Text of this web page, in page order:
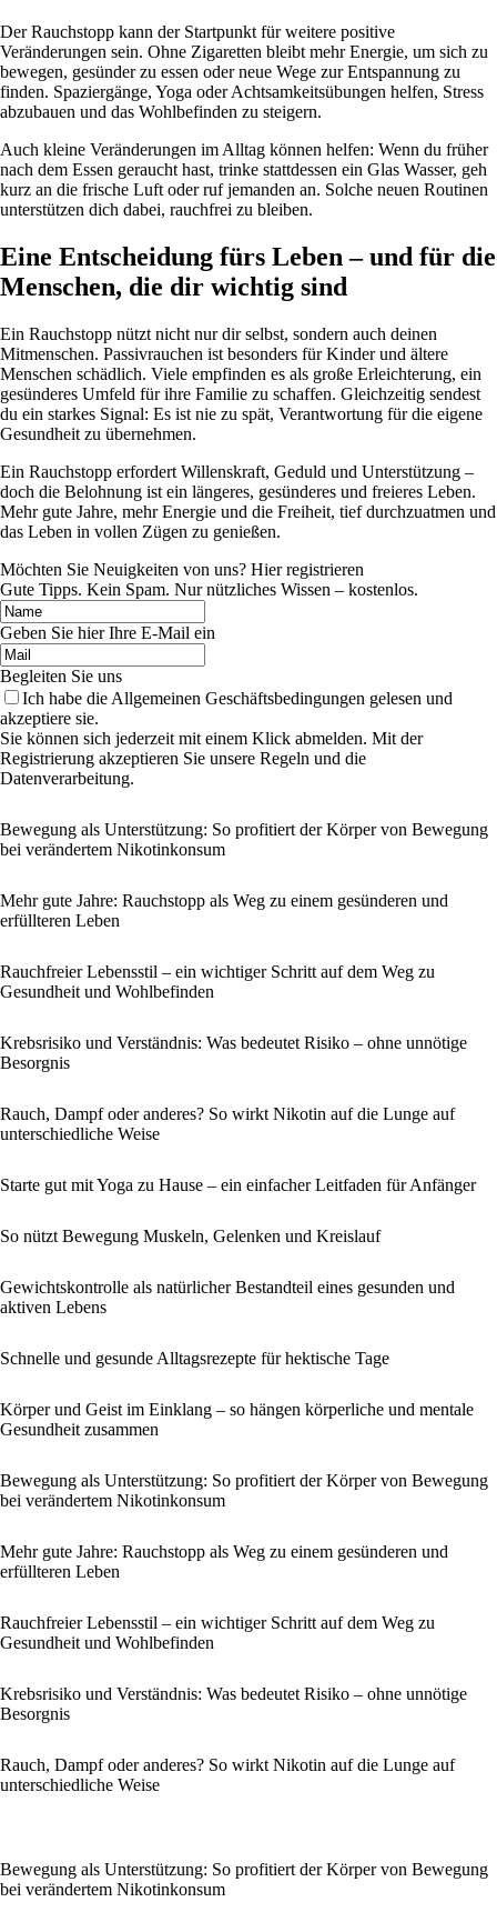
Der Rauchstopp kann der Startpunkt für weitere positive
Veränderungen sein. Ohne Zigaretten bleibt mehr Energie, um sich zu
bewegen, gesünder zu essen oder neue Wege zur Entspannung zu
finden. Spaziergänge, Yoga oder Achtsamkeitsübungen helfen, Stress
abzubauen und das Wohlbefinden zu steigern.
Auch kleine Veränderungen im Alltag können helfen: Wenn du früher
nach dem Essen geraucht hast, trinke stattdessen ein Glas Wasser, geh
kurz an die frische Luft oder ruf jemanden an. Solche neuen Routinen
unterstützen dich dabei, rauchfrei zu bleiben.
Eine Entscheidung fürs Leben – und für die
Menschen, die dir wichtig sind
Ein Rauchstopp nützt nicht nur dir selbst, sondern auch deinen
Mitmenschen. Passivrauchen ist besonders für Kinder und ältere
Menschen schädlich. Viele empfinden es als große Erleichterung, ein
gesünderes Umfeld für ihre Familie zu schaffen. Gleichzeitig sendest
du ein starkes Signal: Es ist nie zu spät, Verantwortung für die eigene
Gesundheit zu übernehmen.
Ein Rauchstopp erfordert Willenskraft, Geduld und Unterstützung –
doch die Belohnung ist ein längeres, gesünderes und freieres Leben.
Mehr gute Jahre, mehr Energie und die Freiheit, tief durchzuatmen und
das Leben in vollen Zügen zu genießen.
Möchten Sie Neuigkeiten von uns? Hier registrieren
Gute Tipps. Kein Spam. Nur nützliches Wissen – kostenlos.
Geben Sie hier Ihre E-Mail ein
Begleiten Sie uns
Ich habe die Allgemeinen Geschäftsbedingungen gelesen und
akzeptiere sie.
Sie können sich jederzeit mit einem Klick abmelden. Mit der
Registrierung akzeptieren Sie unsere Regeln und die
Datenverarbeitung.
Bewegung als Unterstützung: So profitiert der Körper von Bewegung
bei verändertem Nikotinkonsum
Mehr gute Jahre: Rauchstopp als Weg zu einem gesünderen und
erfüllteren Leben
Rauchfreier Lebensstil – ein wichtiger Schritt auf dem Weg zu
Gesundheit und Wohlbefinden
Krebsrisiko und Verständnis: Was bedeutet Risiko – ohne unnötige
Besorgnis
Rauch, Dampf oder anderes? So wirkt Nikotin auf die Lunge auf
unterschiedliche Weise
Starte gut mit Yoga zu Hause – ein einfacher Leitfaden für Anfänger
So nützt Bewegung Muskeln, Gelenken und Kreislauf
Gewichtskontrolle als natürlicher Bestandteil eines gesunden und
aktiven Lebens
Schnelle und gesunde Alltagsrezepte für hektische Tage
Körper und Geist im Einklang – so hängen körperliche und mentale
Gesundheit zusammen
Bewegung als Unterstützung: So profitiert der Körper von Bewegung
bei verändertem Nikotinkonsum
Mehr gute Jahre: Rauchstopp als Weg zu einem gesünderen und
erfüllteren Leben
Rauchfreier Lebensstil – ein wichtiger Schritt auf dem Weg zu
Gesundheit und Wohlbefinden
Krebsrisiko und Verständnis: Was bedeutet Risiko – ohne unnötige
Besorgnis
Rauch, Dampf oder anderes? So wirkt Nikotin auf die Lunge auf
unterschiedliche Weise
Bewegung als Unterstützung: So profitiert der Körper von Bewegung
bei verändertem Nikotinkonsum